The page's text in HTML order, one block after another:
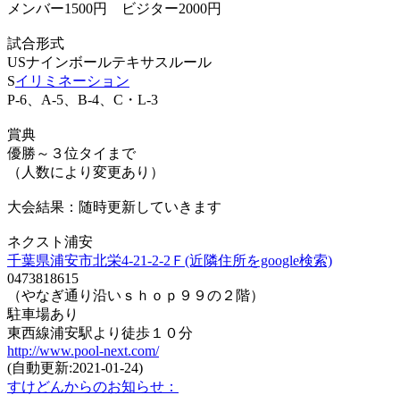
メンバー1500円 ビジター2000円
試合形式
USナインボールテキサスルール
Sイリミネーション
P-6、A-5、B-4、C・L-3
賞典
優勝～３位タイまで
（人数により変更あり）
大会結果：随時更新していきます
ネクスト浦安
千葉県浦安市北栄4-21-2-2Ｆ(近隣住所をgoogle検索)
0473818615
（やなぎ通り沿いｓｈｏｐ９９の２階）
駐車場あり
東西線浦安駅より徒歩１０分
http://www.pool-next.com/
(自動更新:2021-01-24)
すけどんからのお知らせ：